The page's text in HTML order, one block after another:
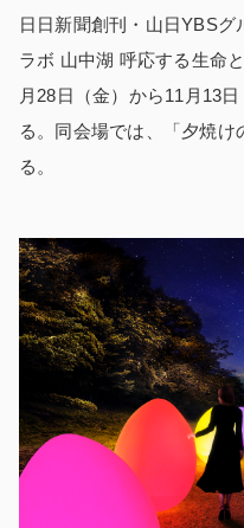
日日新聞創刊・山日YBSグ
ラボ 山中湖 呼応する生命
月28日（金）から11月13
る。同会場では、「夕焼
る。